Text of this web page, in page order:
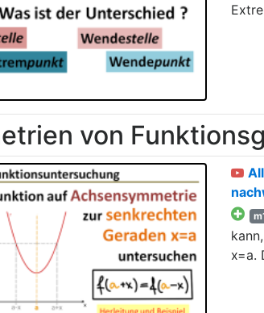
von
x=a.